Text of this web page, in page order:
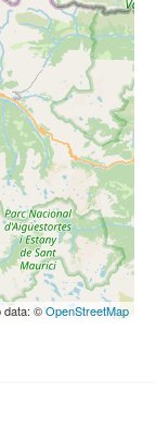
data: ©OpenStreetMap